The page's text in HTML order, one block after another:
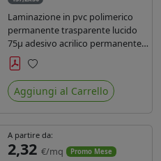
Laminazione in pvc polimerico
permanente trasparente lucido
75µ adesivo acrilico permanente
durata 5 anni con filtro uv, carta
kraft. Ideale per stampe con
inchiostro ecosolvente, UV e latex.
Preferiti
Aggiungi al Carrello
A partire da:
2,32 €/mq Promo Mese